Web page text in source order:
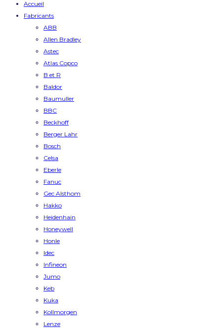
Accueil
Fabricants
ABB
Allen Bradley
Astec
Atlas Copco
B et R
Baldor
Baumuller
BBC
Beckhoff
Berger Lahr
Bosch
Celsa
Eberle
Fanuc
Gec Alsthom
Hakko
Heidenhain
Honeywell
Honle
Idec
Infineon
Jumo
Keb
Kuka
Kollmorgen
Lenze